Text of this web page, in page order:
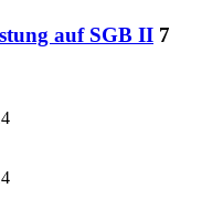
auf SGB II 7